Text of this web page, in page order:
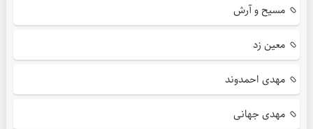
مسیح و آرش
معین زد
مهدی احمدوند
مهدی جهانی